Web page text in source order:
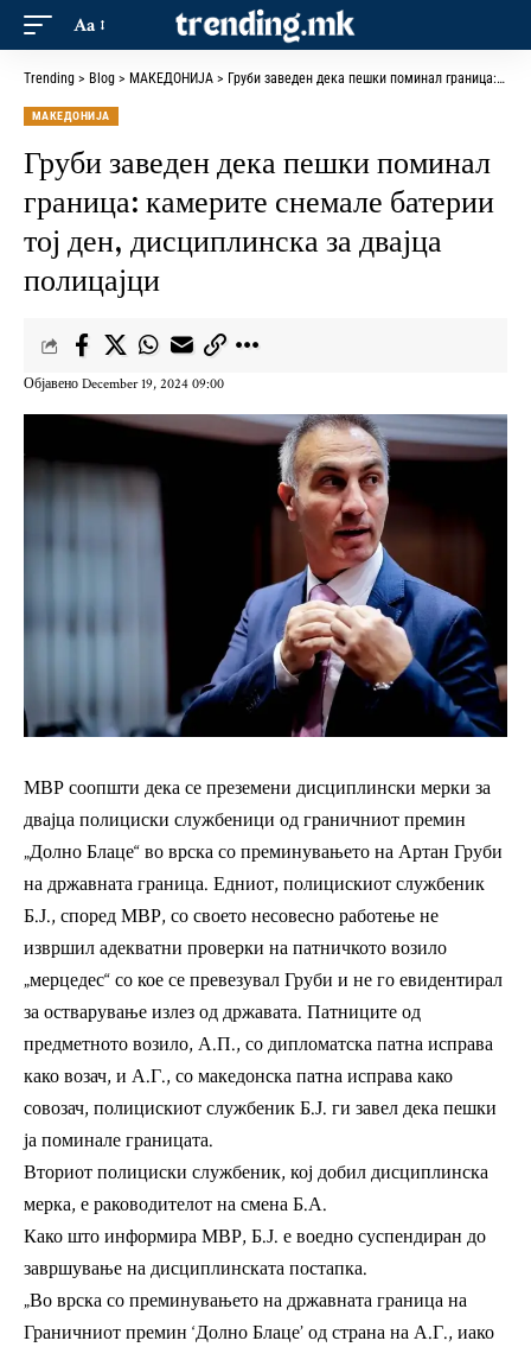
Aa
Trending > Blog > МАКЕДОНИЈА > Груби заведен дека пешки поминал граница: камерите снемале батерии тој ден, дисциплинска за двајца полицајци
МАКЕДОНИЈА
Груби заведен дека пешки поминал
граница: камерите снемале батерии
тој ден, дисциплинска за двајца
полицајци
Објавено December 19, 2024 09:00
МВР соопшти дека се преземени дисциплински мерки за
двајца полициски службеници од граничниот премин
„Долно Блаце“ во врска со преминувањето на Артан Груби
на државната граница. Едниот, полицискиот службеник
Б.Ј., според МВР, со своето несовесно работење не
извршил адекватни проверки на патничкото возило
„мерцедес“ со кое се превезувал Груби и не го евидентирал
за остварување излез од државата. Патниците од
предметното возило, А.П., со дипломатска патна исправа
како возач, и А.Г., со македонска патна исправа како
совозач, полицискиот службеник Б.Ј. ги завел дека пешки
ја поминале границата.
Вториот полициски службеник, кој добил дисциплинска
мерка, е раководителот на смена Б.А.
Како што информира МВР, Б.Ј. е воедно суспендиран до
завршување на дисциплинската постапка.
„Во врска со преминувањето на државната граница на
Граничниот премин ‘Долно Блаце’ од страна на А.Г., иако